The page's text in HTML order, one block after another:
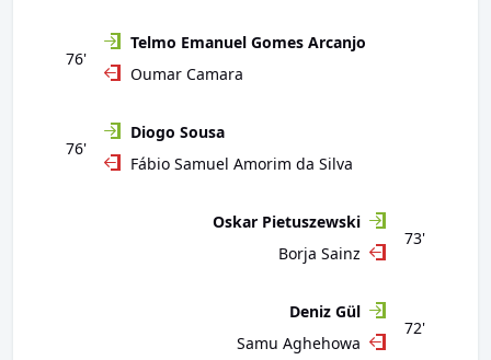
76'
Telmo Emanuel Gomes Arcanjo
Oumar Camara
76'
Diogo Sousa
Fábio Samuel Amorim da Silva
73'
Oskar Pietuszewski
Borja Sainz
72'
Deniz Gül
Samu Aghehowa